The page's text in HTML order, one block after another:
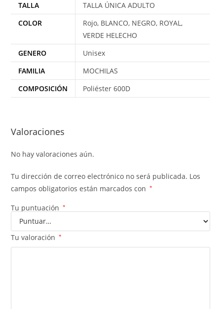
TALLA
TALLA ÚNICA ADULTO
COLOR
Rojo, BLANCO, NEGRO, ROYAL,
VERDE HELECHO
GENERO
Unisex
FAMILIA
MOCHILAS
COMPOSICIÓN
Poliéster 600D
Valoraciones
No hay valoraciones aún.
Tu dirección de correo electrónico no será publicada. Los
campos obligatorios están marcados con
*
Tu puntuación *
Tu valoración *